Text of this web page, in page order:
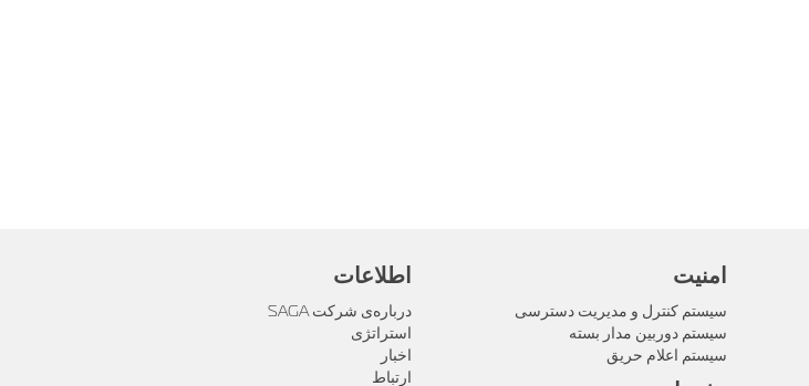
امنیت
سیستم کنترل و مدیریت دسترسی
سیستم دوربین مدار بسته
سیستم اعلام حریق
اطلاعات
درباره‌ی شرکت SAGA
استراتژی
اخبار
ارتباط